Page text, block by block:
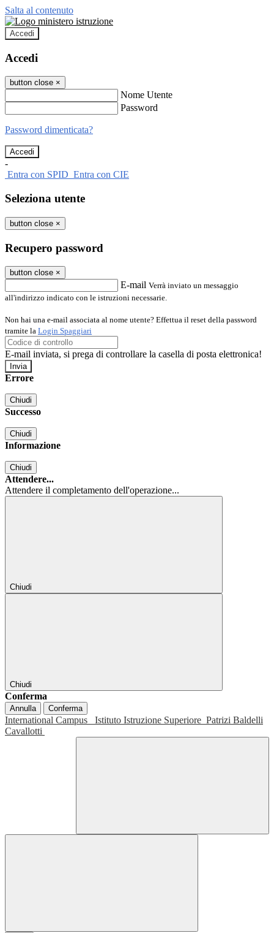
Salta al contenuto
Accedi
Accedi
button close ×
Nome Utente
Password
Password dimenticata?
-
Entra con SPID Entra con CIE
Seleziona utente
button close ×
Recupero password
button close ×
E-mail Verrà inviato un messaggio
all'indirizzo indicato con le istruzioni necessarie.
Non hai una e-mail associata al nome utente? Effettua il reset della password
tramite la Login Spaggiari
E-mail inviata, si prega di controllare la casella di posta elettronica!
Errore
Chiudi
Successo
Chiudi
Informazione
Chiudi
Attendere...
Attendere il completamento dell'operazione...
Chiudi
Chiudi
Conferma
Annulla Conferma
International Campus Istituto Istruzione Superiore Patrizi Baldelli
Cavallotti